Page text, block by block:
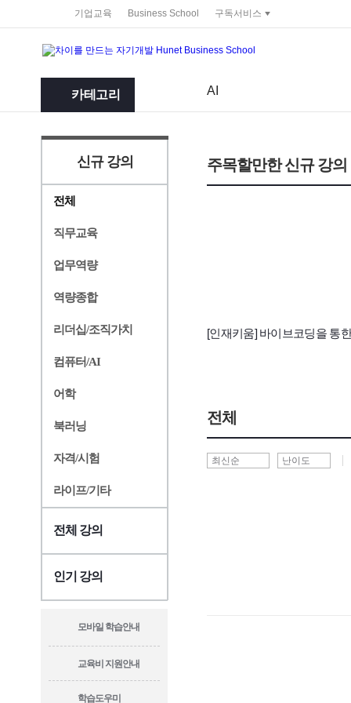
기업교육 Business School 구독서비스
카테고리 AI
신규 강의
전체
직무교육
업무역량
역량종합
리더십/조직가치
컴퓨터/AI
어학
북러닝
자격/시험
라이프/기타
전체 강의
인기 강의
모바일 학습안내
교육비 지원안내
학습도우미
주목할만한 신규 강의
전체